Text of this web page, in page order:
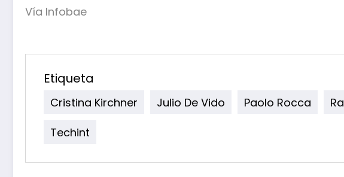
Vía Infobae
Etiqueta
Cristina Kirchner Julio De Vido Paolo Rocca
Techint